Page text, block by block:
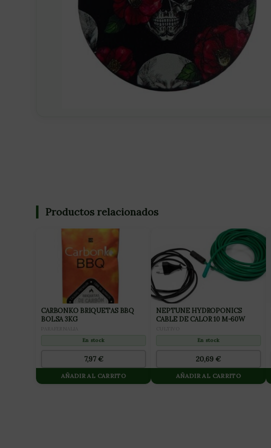
Productos relacionados
CARBONKO BRIQUETAS BBQ
BOLSA 3KG
En stock
7,97€
AÑADIR AL CARRITO
NEPTUNE HYDROPONICS
CABLE DE CALOR 10 M-60W
En stock
20,69 €
AÑADIR AL CARRITO